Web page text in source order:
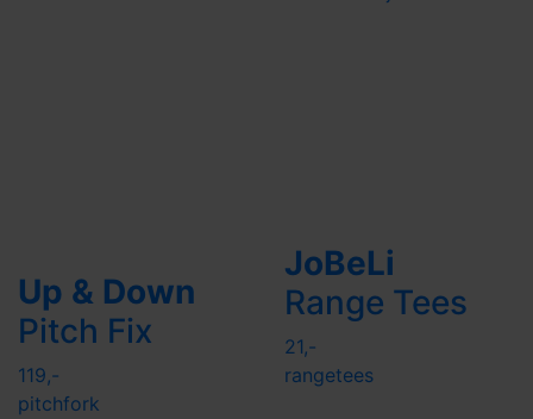
Up & Down
Pitch Fix
119,-
pitchfork
JoBeLi
Range Tees
21,-
rangetees